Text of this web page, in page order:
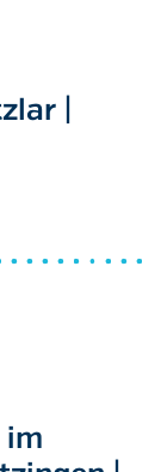
|
im